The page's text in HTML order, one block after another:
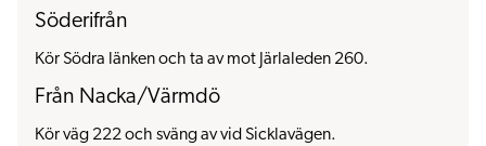
Söderifrån
Kör Södra länken och ta av mot Järlaleden 260.
Från Nacka/Värmdö
Kör väg 222 och sväng av vid Sicklavägen.